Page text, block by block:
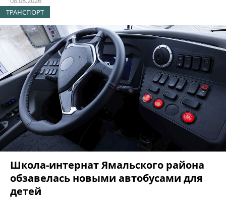
ТРАНСПОРТ
Школа-интернат Ямальского района
обзавелась новыми автобусами для
детей